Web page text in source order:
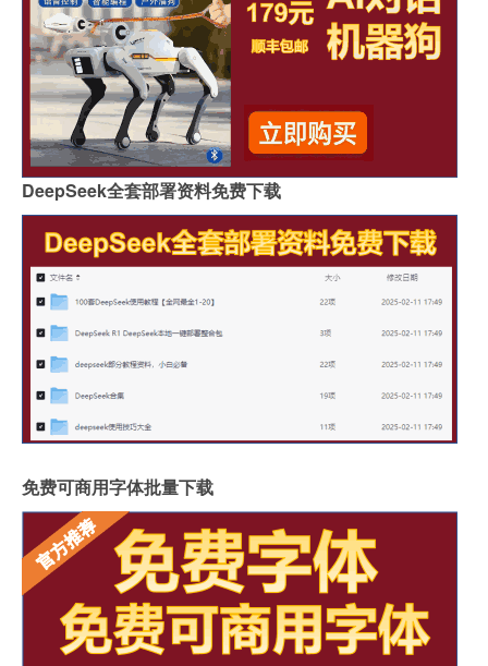
DeepSeek全套部署资料免费下载
免费可商用字体批量下载